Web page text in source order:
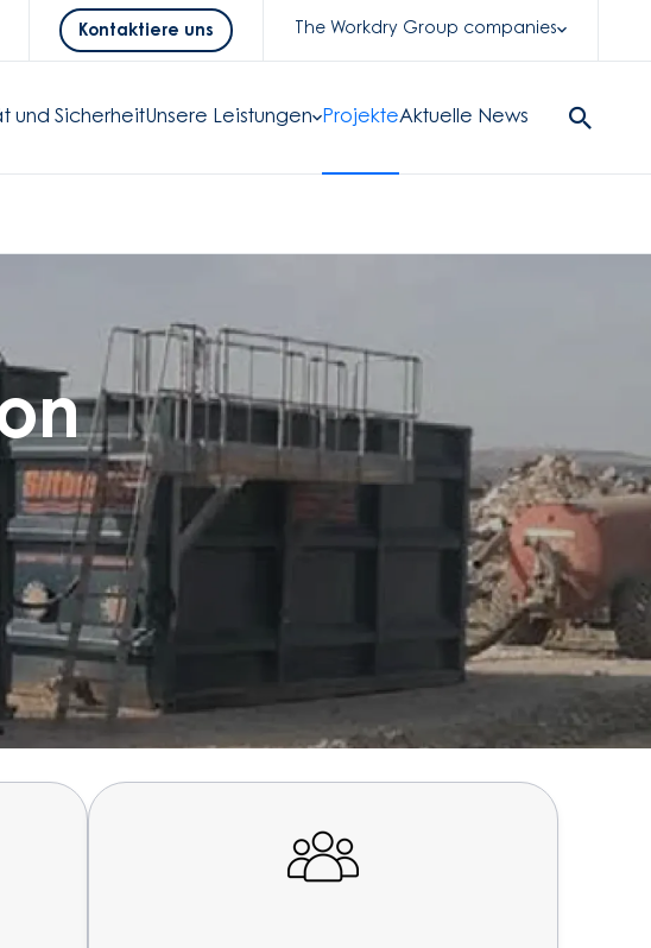
Kontaktiere uns The Workdry Group companies
und SicherheitUnsere Leistungen ProjekteAktuelle News
Search